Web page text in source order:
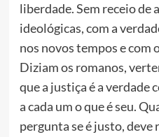
liberdade. Sem receio de
ideológicas, com a
nos novos tempos e com
Diziam os romanos,
que a justiça é a verdade
a cada um o que é seu.
pergunta se é justo,